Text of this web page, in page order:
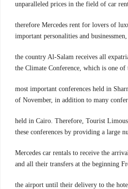
unparalleled prices in the field of car
therefore Mercedes rent for lovers of
important personalities and
the country Al-Salam receives all
the Climate Conference, which is one of
most important conferences held in
of November, in addition to many
held in Cairo. Therefore, Tourist
these conferences by providing a large
Mercedes car rentals to receive the
and all their transfers at the beginning
the airport until their delivery to the